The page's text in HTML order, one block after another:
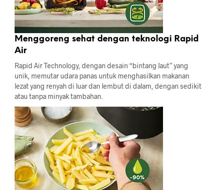
Menggoreng sehat dengan teknologi Rapid
Air
Rapid Air Technology, dengan desain “bintang laut” yang
unik, memutar udara panas untuk menghasilkan makanan
lezat yang renyah di luar dan lembut di dalam, dengan sedikit
atau tanpa minyak tambahan.